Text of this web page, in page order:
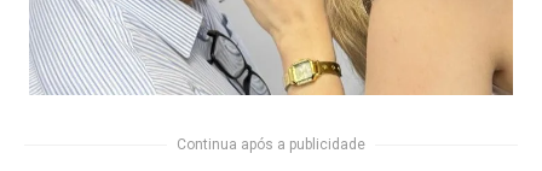
Continua após a publicidade